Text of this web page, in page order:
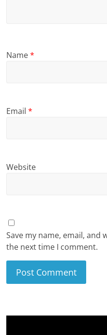
Name*
Email*
Website
Save my name, email,
the next time I comment.